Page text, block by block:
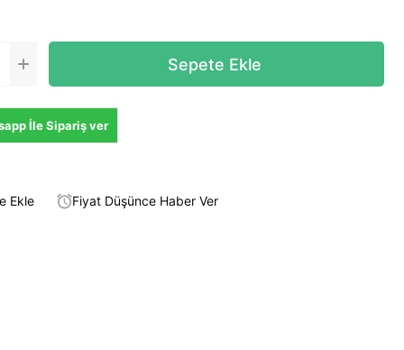
İle Sipariş ver
Ekle Fiyat Düşünce Haber Ver